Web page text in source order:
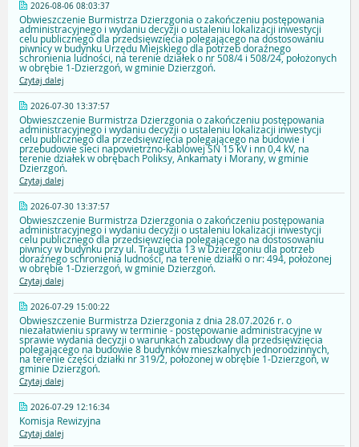
2026-08-06 08:03:37
Obwieszczenie Burmistrza Dzierzgonia o zakończeniu postępowania
administracyjnego i wydaniu decyzji o ustaleniu lokalizacji inwestycji
celu publicznego dla przedsięwzięcia polegającego na dostosowaniu
piwnicy w budynku Urzędu Miejskiego dla potrzeb doraźnego
schronienia ludności, na terenie działek o nr 508/4 i 508/24, położonych
w obrębie 1-Dzierzgoń, w gminie Dzierzgoń.
Czytaj dalej
2026-07-30 13:37:57
Obwieszczenie Burmistrza Dzierzgonia o zakończeniu postępowania
administracyjnego i wydaniu decyzji o ustaleniu lokalizacji inwestycji
celu publicznego dla przedsięwzięcia polegającego na budowie i
przebudowie sieci napowietrzno-kablowej SN 15 kV i nn 0,4 kV, na
terenie działek w obrębach Poliksy, Ankamaty i Morany, w gminie
Dzierzgoń.
Czytaj dalej
2026-07-30 13:37:57
Obwieszczenie Burmistrza Dzierzgonia o zakończeniu postępowania
administracyjnego i wydaniu decyzji o ustaleniu lokalizacji inwestycji
celu publicznego dla przedsięwzięcia polegającego na dostosowaniu
piwnicy w budynku przy ul. Traugutta 13 w Dzierzgoniu dla potrzeb
doraźnego schronienia ludności, na terenie działki o nr: 494, położonej
w obrębie 1-Dzierzgoń, w gminie Dzierzgoń.
Czytaj dalej
2026-07-29 15:00:22
Obwieszczenie Burmistrza Dzierzgonia z dnia 28.07.2026 r. o
niezałatwieniu sprawy w terminie - postępowanie administracyjne w
sprawie wydania decyzji o warunkach zabudowy dla przedsięwzięcia
polegającego na budowie 8 budynków mieszkalnych jednorodzinnych,
na terenie części działki nr 319/2, położonej w obrębie 1-Dzierzgoń, w
gminie Dzierzgoń.
Czytaj dalej
2026-07-29 12:16:34
Komisja Rewizyjna
Czytaj dalej